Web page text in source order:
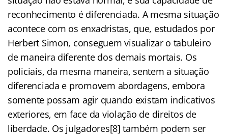
reconhecimento é diferenciada. A mesma situação
acontece com os enxadristas, que, estudados por
Herbert Simon, conseguem visualizar o tabuleiro
de maneira diferente dos demais mortais. Os
policiais, da mesma maneira, sentem a situação
diferenciada e promovem abordagens, embora
somente possam agir quando existam indicativos
exteriores, em face da violação de direitos de
liberdade. Os julgadores[8] também podem ser